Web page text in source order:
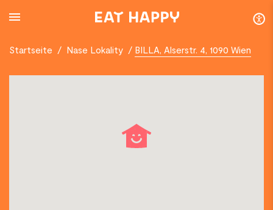
TO
Startseite / Nase Lokality / BILLA, Alserstr. 4, 1090 Wien